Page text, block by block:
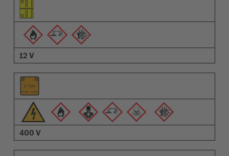
Pictogrammen van de waarschuwingen
Omschrijving
12 V
400 V